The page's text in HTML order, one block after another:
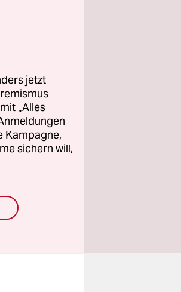
jetzt
„Alles
Kampagne,
sichern will,